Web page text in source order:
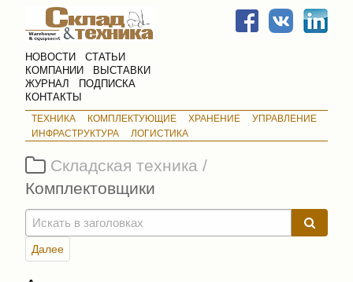
НОВОСТИ
СТАТЬИ
КОМПАНИИ
ВЫСТАВКИ
ЖУРНАЛ
ПОДПИСКА
КОНТАКТЫ
ТЕХНИКА КОМПЛЕКТУЮЩИЕ ХРАНЕНИЕ
УПРАВЛЕНИЕ
ИНФРАСТРУКТУРА
ЛОГИСТИКА
Складская техника /
Комплектовщики
Далее